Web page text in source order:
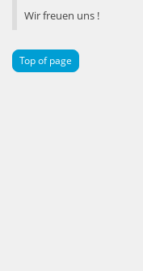
Wir freuen uns !
Top of page